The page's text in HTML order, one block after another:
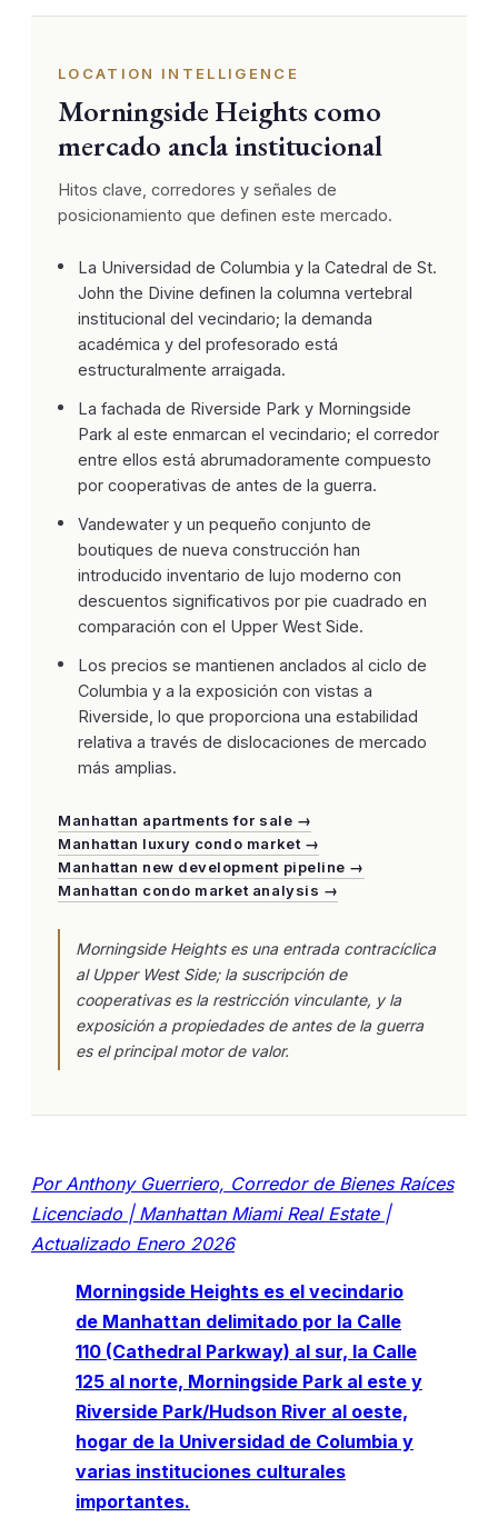
LOCATION INTELLIGENCE
Morningside Heights como
mercado ancla institucional
Hitos clave, corredores y señales de
posicionamiento que definen este mercado.
La Universidad de Columbia y la Catedral de St.
John the Divine definen la columna vertebral
institucional del vecindario; la demanda
académica y del profesorado está
estructuralmente arraigada.
La fachada de Riverside Park y Morningside
Park al este enmarcan el vecindario; el corredor
entre ellos está abrumadoramente compuesto
por cooperativas de antes de la guerra.
Vandewater y un pequeño conjunto de
boutiques de nueva construcción han
introducido inventario de lujo moderno con
descuentos significativos por pie cuadrado en
comparación con el Upper West Side.
Los precios se mantienen anclados al ciclo de
Columbia y a la exposición con vistas a
Riverside, lo que proporciona una estabilidad
relativa a través de dislocaciones de mercado
más amplias.
Manhattan apartments for sale →
Manhattan luxury condo market →
Manhattan new development pipeline →
Manhattan condo market analysis →
Morningside Heights es una entrada contracíclica
al Upper West Side; la suscripción de
cooperativas es la restricción vinculante, y la
exposición a propiedades de antes de la guerra
es el principal motor de valor.
Por Anthony Guerriero, Corredor de Bienes Raíces
Licenciado | Manhattan Miami Real Estate |
Actualizado Enero 2026
Morningside Heights es el vecindario
de Manhattan delimitado por la Calle
110 (Cathedral Parkway) al sur, la Calle
125 al norte, Morningside Park al este y
Riverside Park/Hudson River al oeste,
hogar de la Universidad de Columbia y
varias instituciones culturales
importantes.